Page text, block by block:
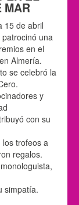
MAR
15 de abril
patrocinó una
en el
Almería.
se celebró la
y
con su
los trofeos a
regalos.
simpatía.